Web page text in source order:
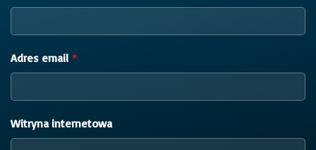
Adres email *
Witryna internetowa